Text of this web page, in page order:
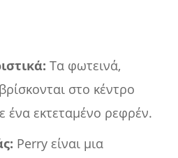
Τα φωτεινά,
στο κέντρο
ένα εκτεταμένο ρεφρέν.
Perry είναι μια